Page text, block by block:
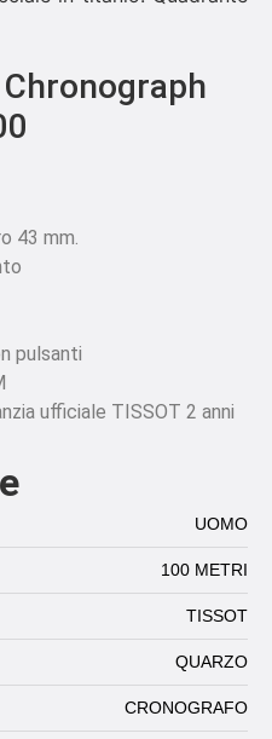
43 mm.
pulsanti
ufficiale TISSOT 2 anni
UOMO
100 METRI
TISSOT
QUARZO
CRONOGRAFO